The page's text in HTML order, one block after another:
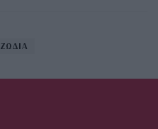
ΖΩΔΙΑ